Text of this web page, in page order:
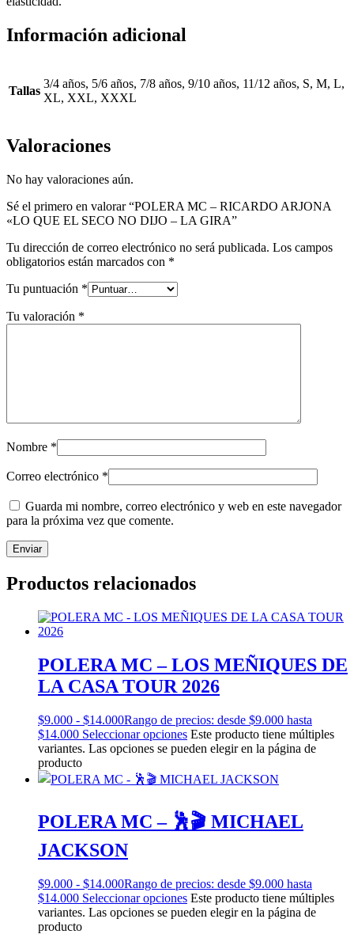
Información adicional
Tallas
3/4 años, 5/6 años, 7/8 años, 9/10 años, 11/12 años, S, M, L,
XL, XXL, XXXL
Valoraciones
No hay valoraciones aún.
Sé el primero en valorar “POLERA MC – RICARDO ARJONA
«LO QUE EL SECO NO DIJO – LA GIRA”
Tu dirección de correo electrónico no será publicada. Los campos
obligatorios están marcados con *
Tu puntuación *
Tu valoración *
Nombre *
Correo electrónico *
Guarda mi nombre, correo electrónico y web en este navegador
para la próxima vez que comente.
Productos relacionados
POLERA MC – LOS MEÑIQUES DE
LA CASA TOUR 2026
$9.000 - $14.000Rango de precios: desde $9.000 hasta
$14.000 Seleccionar opciones Este producto tiene múltiples
variantes. Las opciones se pueden elegir en la página de
producto
POLERA MC – 🕺🎬 MICHAEL
JACKSON
$9.000 - $14.000Rango de precios: desde $9.000 hasta
$14.000 Seleccionar opciones Este producto tiene múltiples
variantes. Las opciones se pueden elegir en la página de
producto